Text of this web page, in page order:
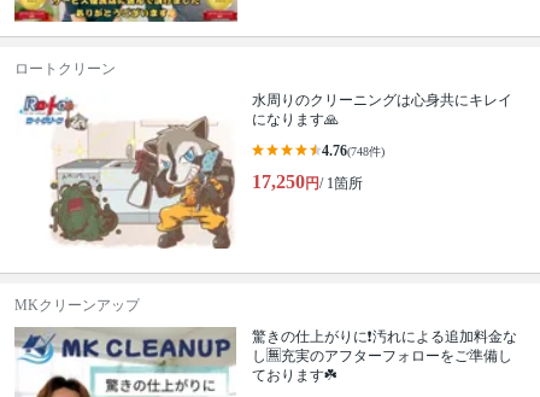
ロートクリーン
水周りのクリーニングは心身共にキレイ
になります🙏
4.76(748件)
17,250円/ 1箇所
MKクリーンアップ
驚きの仕上がりに❗️汚れによる追加料金な
し🈚️充実のアフターフォローをご準備し
ております☘️